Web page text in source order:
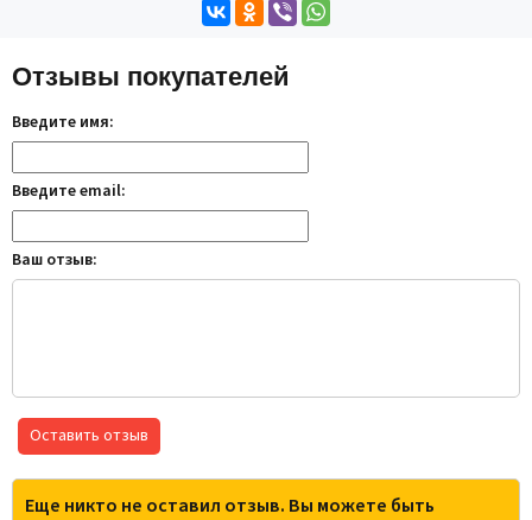
Отзывы покупателей
Введите имя:
Введите email:
Ваш отзыв:
Оставить отзыв
Еще никто не оставил отзыв. Вы можете быть